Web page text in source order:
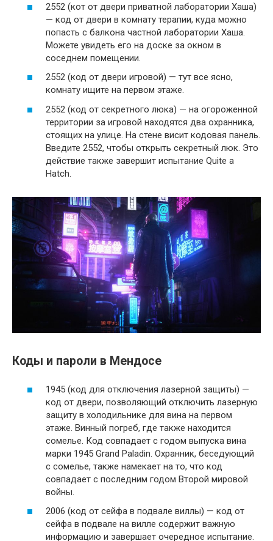
2552 (кот от двери приватной лаборатории Хаша)
— код от двери в комнату терапии, куда можно
попасть с балкона частной лаборатории Хаша.
Можете увидеть его на доске за окном в
соседнем помещении.
2552 (код от двери игровой) — тут все ясно,
комнату ищите на первом этаже.
2552 (код от секретного люка) — на огороженной
территории за игровой находятся два охранника,
стоящих на улице. На стене висит кодовая панель.
Введите 2552, чтобы открыть секретный люк. Это
действие также завершит испытание Quite a
Hatch.
Коды и пароли в Мендосе
1945 (код для отключения лазерной защиты) —
код от двери, позволяющий отключить лазерную
защиту в холодильнике для вина на первом
этаже. Винный погреб, где также находится
сомелье. Код совпадает с годом выпуска вина
марки 1945 Grand Paladin. Охранник, беседующий
с сомелье, также намекает на то, что код
совпадает с последним годом Второй мировой
войны.
2006 (код от сейфа в подвале виллы) — код от
сейфа в подвале на вилле содержит важную
информацию и завершает очередное испытание.